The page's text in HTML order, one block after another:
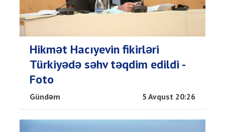
Hikmət Hacıyevin fikirləri
Türkiyədə səhv təqdim edildi -
Foto
Gündəm 5 Avqust 20:26